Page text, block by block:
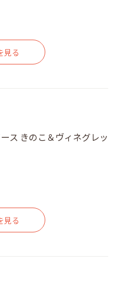
見る
ス きのこ＆ヴィネグレッ
見る